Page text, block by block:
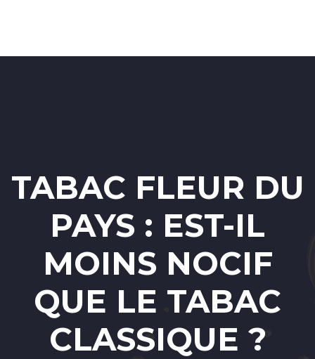
TABAC FLEUR DU
PAYS : EST-IL
MOINS NOCIF
QUE LE TABAC
CLASSIQUE ?